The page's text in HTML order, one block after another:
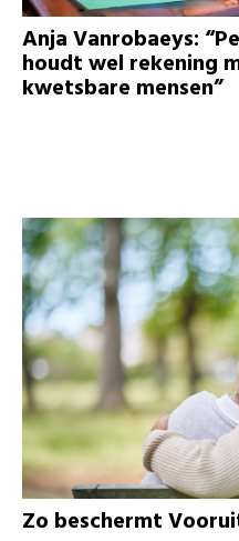
Anja Vanrobaeys:
houdt wel rekening
kwetsbare mensen”
Zo beschermt